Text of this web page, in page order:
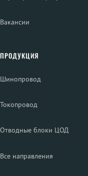
Вакансии
ПРОДУКЦИЯ
Шинопровод
Токопровод
Отводные блоки ЦОД
Все направления